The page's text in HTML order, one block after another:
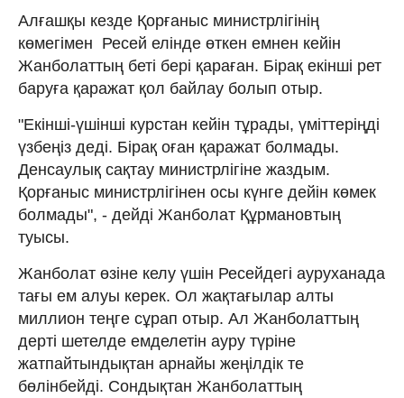
Алғашқы кезде Қорғаныс министрлігінің
көмегімен Ресей елінде өткен емнен кейін
Жанболаттың беті бері қараған. Бірақ екінші рет
баруға қаражат қол байлау болып отыр.
"Екінші-үшінші курстан кейін тұрады, үміттеріңді
үзбеңіз деді. Бірақ оған қаражат болмады.
Денсаулық сақтау министрлігіне жаздым.
Қорғаныс министрлігінен осы күнге дейін көмек
болмады", - дейді Жанболат Құрмановтың
туысы.
Жанболат өзіне келу үшін Ресейдегі ауруханада
тағы ем алуы керек. Ол жақтағылар алты
миллион теңге сұрап отыр. Ал Жанболаттың
дерті шетелде емделетін ауру түріне
жатпайтындықтан арнайы жеңілдік те
бөлінбейді. Сондықтан Жанболаттың